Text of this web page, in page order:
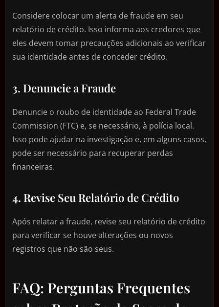
Considere colocar um alerta de fraude em seu
relatório de crédito. Isso informa aos credores que
eles devem tomar precauções adicionais ao verificar
sua identidade antes de conceder crédito.
3. Denuncie a Fraude
Denuncie o roubo de identidade ao Federal Trade
Commission (FTC) e, se necessário, à polícia local.
Isso pode ajudar na investigação e, em alguns casos,
pode ser necessário para recuperar perdas
financeiras.
4. Revise Seu Relatório de Crédito
Após relatar a fraude, revise seu relatório de crédito
para verificar se houve alterações ou novos
registros que não são seus.
FAQ: Perguntas Frequentes